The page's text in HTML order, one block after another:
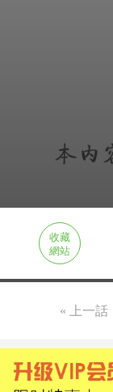
收藏
網站
« 上一話